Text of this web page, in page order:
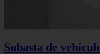
Subasta de